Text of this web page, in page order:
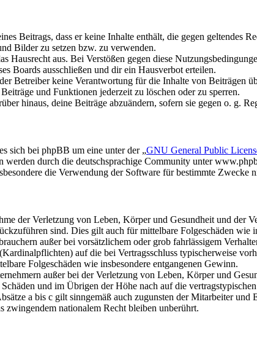
Beitrags, dass er keine Inhalte enthält, die gegen geltendes
Bilder zu setzen bzw. zu verwenden.
Hausrecht aus. Bei Verstößen gegen diese
Boards ausschließen und dir ein Hausverbot erteilen.
Betreiber keine Verantwortung für die Inhalte von Beiträgen
und Funktionen jederzeit zu löschen oder zu sperren.
hinaus, deine Beiträge abzuändern, sofern sie gegen o. g.
sich bei phpBB um eine unter der „GNU General Public
werden durch die deutschsprachige Community unter
die Verwendung der Software für bestimmte Zwecke
der Verletzung von Leben, Körper und Gesundheit und der
sind. Dies gilt auch für mittelbare Folgeschäden wie
außer bei vorsätzlichem oder grob fahrlässigem
auf die bei Vertragsschluss typischerweise
Folgeschäden wie insbesondere entgangenen Gewinn.
außer bei der Verletzung von Leben, Körper und
und im Übrigen der Höhe nach auf die
a bis c gilt sinngemäß auch zugunsten der Mitarbeiter und
zwingendem nationalem Recht bleiben unberührt.